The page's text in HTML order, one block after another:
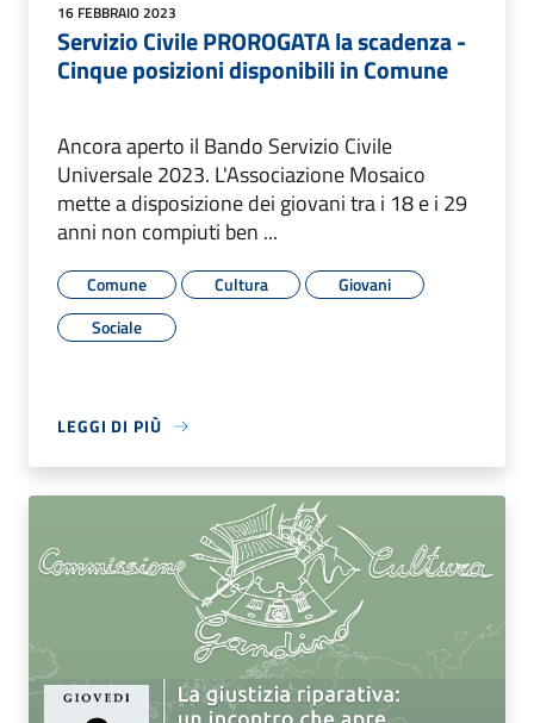
16 FEBBRAIO 2023
Servizio Civile PROROGATA la scadenza -
Cinque posizioni disponibili in Comune
Ancora aperto il Bando Servizio Civile
Universale 2023. L'Associazione Mosaico
mette a disposizione dei giovani tra i 18 e i 29
anni non compiuti ben ...
Comune Cultura
Giovani
Sociale
LEGGI DI PIÙ